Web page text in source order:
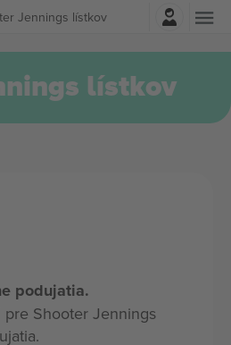
Jennings lístkov
Prihlásenie
lístkov
podujatia.
Shooter Jennings